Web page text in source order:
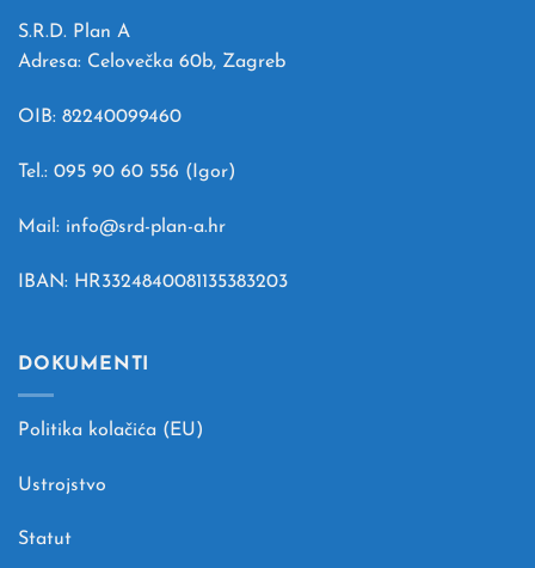
S.R.D. Plan A
Adresa: Celovečka 60b, Zagreb
OIB: 82240099460
Tel.: 095 90 60 556 (Igor)
Mail: info@srd-plan-a.hr
IBAN: HR3324840081135383203
DOKUMENTI
Politika kolačića (EU)
Ustrojstvo
Statut